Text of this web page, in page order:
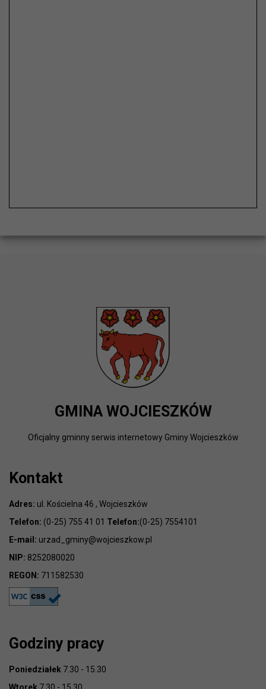
GMINA WOJCIESZKÓW
Oficjalny gminny serwis internetowy Gminy Wojcieszków
Kontakt
Adres: ul. Kościelna 46 , Wojcieszków
Telefon: (0-25) 755 41 01 Telefon:(0-25) 7554101
E-mail: urzad_gminy@wojcieszkow.pl
NIP: 8252080020
REGON: 711582530
Godziny pracy
Poniedziałek 7.30 - 15.30